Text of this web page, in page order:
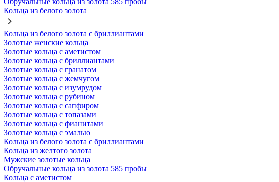
Обручальные кольца из золота 585 пробы
Кольца из белого золота
Кольца из белого золота с бриллиантами
Золотые женские кольца
Золотые кольца с аметистом
Золотые кольца с бриллиантами
Золотые кольца с гранатом
Золотые кольца с жемчугом
Золотые кольца с изумрудом
Золотые кольца с рубином
Золотые кольца с сапфиром
Золотые кольца с топазами
Золотые кольца с фианитами
Золотые кольца с эмалью
Кольца из белого золота с бриллиантами
Кольца из желтого золота
Мужские золотые кольца
Обручальные кольца из золота 585 пробы
Кольца с аметистом